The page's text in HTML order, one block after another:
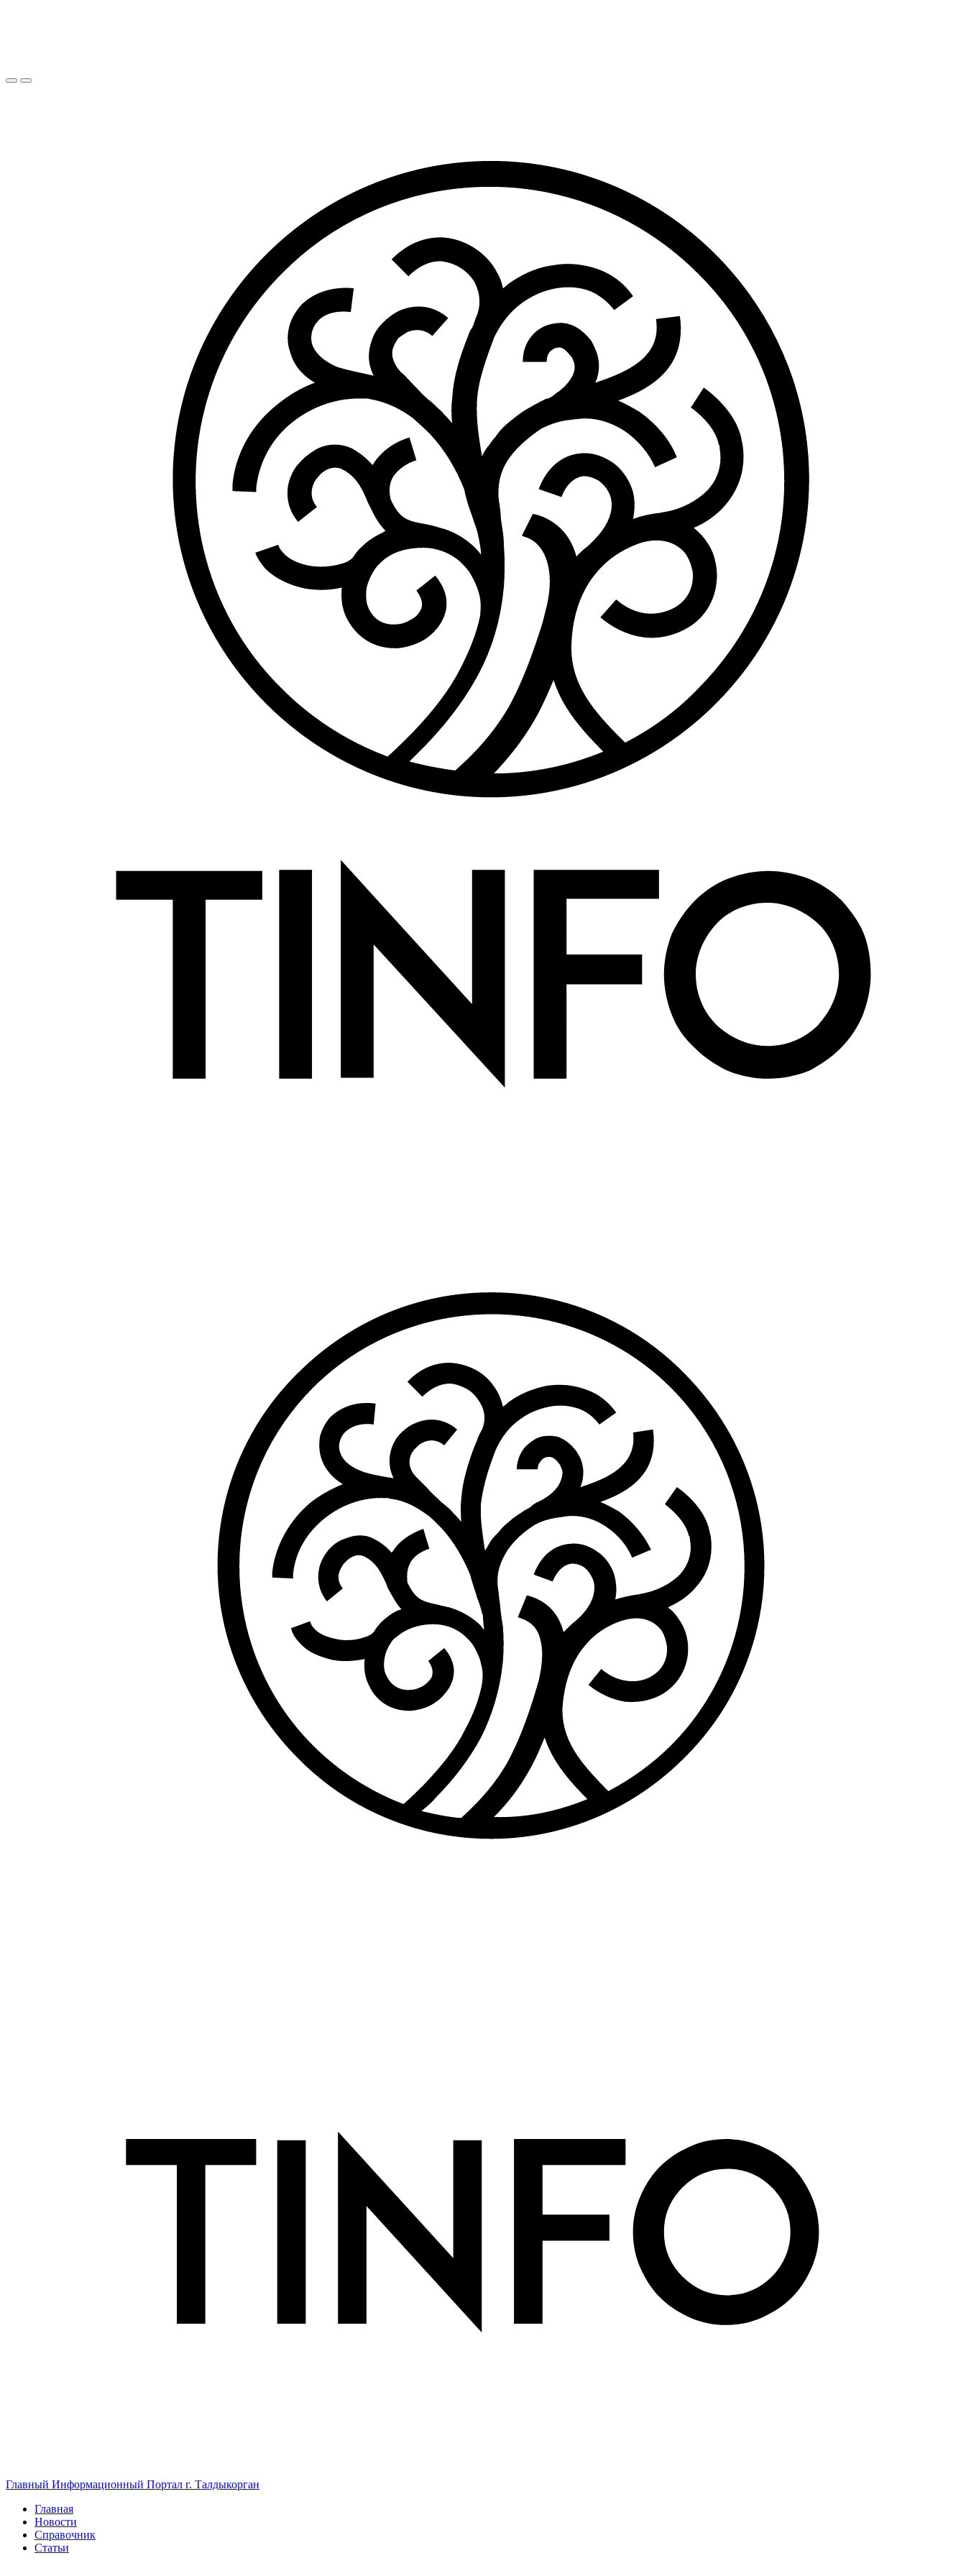
Главный Информационный Портал г. Талдыкорган
Главная
Новости
Справочник
Статьи